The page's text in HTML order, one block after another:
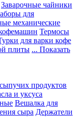
Заварочные чайники
для
механические
Термосы
для варки кофе
плиты ... Показать
продуктов
и уксуса
Вешалка для
сыра Держатели